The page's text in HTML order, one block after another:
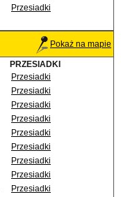
Przesiadki
Pokaż na mapie
PRZESIADKI
Przesiadki
Przesiadki
Przesiadki
Przesiadki
Przesiadki
Przesiadki
Przesiadki
Przesiadki
Przesiadki